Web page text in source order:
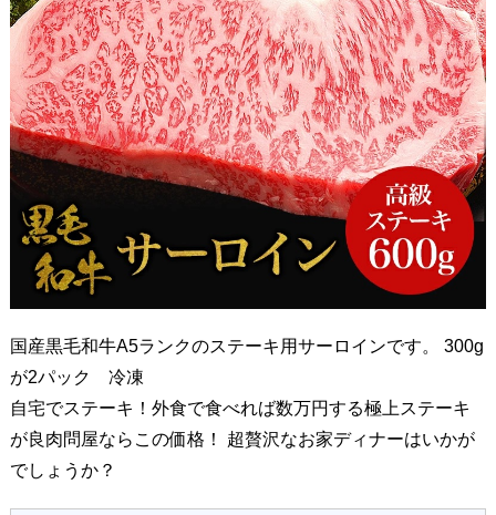
国産黒毛和牛A5ランクのステーキ用サーロインです。 300g
が2パック 冷凍
自宅でステーキ！外食で食べれば数万円する極上ステーキ
が良肉問屋ならこの価格！ 超贅沢なお家ディナーはいかが
でしょうか？